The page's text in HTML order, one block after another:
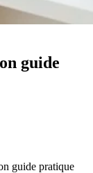
guide
guide pratique